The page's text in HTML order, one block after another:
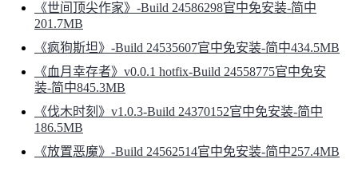
《世间顶尖作家》-Build 24586298官中免安装-简中
201.7MB
《疯狗斯坦》-Build 24535607官中免安装-简中434.5MB
《血月幸存者》v0.0.1 hotfix-Build 24558775官中免安
装-简中845.3MB
《伐木时刻》v1.0.3-Build 24370152官中免安装-简中
186.5MB
《放置恶魔》-Build 24562514官中免安装-简中257.4MB